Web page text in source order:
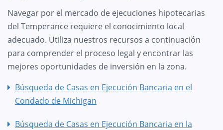
Navegar por el mercado de ejecuciones hipotecarias
del Temperance requiere el conocimiento local
adecuado. Utiliza nuestros recursos a continuación
para comprender el proceso legal y encontrar las
mejores oportunidades de inversión en la zona.
Búsqueda de Casas en Ejecución Bancaria en el
Condado de Michigan
Búsqueda de Casas en Ejecución Bancaria en la